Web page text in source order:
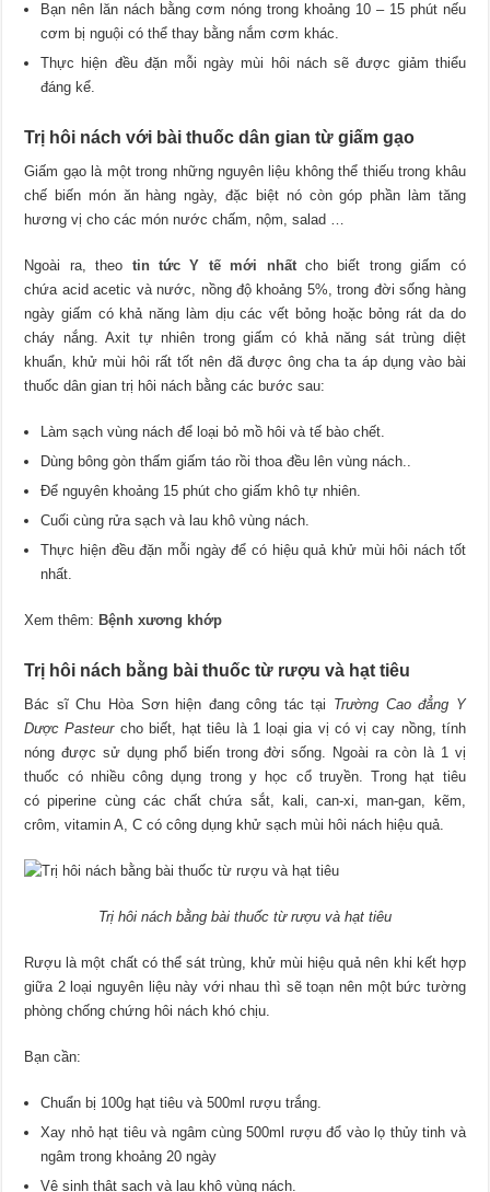
Bạn nên lăn nách bằng cơm nóng trong khoảng 10 – 15 phút nếu
cơm bị nguội có thể thay bằng nắm cơm khác.
Thực hiện đều đặn mỗi ngày mùi hôi nách sẽ được giảm thiểu
đáng kể.
Trị hôi nách với bài thuốc dân gian từ giấm gạo
Giấm gạo là một trong những nguyên liệu không thể thiếu trong khâu
chế biến món ăn hàng ngày, đặc biệt nó còn góp phần làm tăng
hương vị cho các món nước chấm, nộm, salad …
Ngoài ra, theo tin tức Y tế mới nhấtcho biết trong giấm có
chứa acid acetic và nước, nồng độ khoảng 5%, trong đời sống hàng
ngày giấm có khả năng làm dịu các vết bỏng hoặc bỏng rát da do
cháy nắng. Axit tự nhiên trong giấm có khả năng sát trùng diệt
khuẩn, khử mùi hôi rất tốt nên đã được ông cha ta áp dụng vào bài
thuốc dân gian trị hôi nách bằng các bước sau:
Làm sạch vùng nách để loại bỏ mồ hôi và tế bào chết.
Dùng bông gòn thấm giấm táo rồi thoa đều lên vùng nách..
Để nguyên khoảng 15 phút cho giấm khô tự nhiên.
Cuối cùng rửa sạch và lau khô vùng nách.
Thực hiện đều đặn mỗi ngày để có hiệu quả khử mùi hôi nách tốt
nhất.
Xem thêm: Bệnh xương khớp
Trị hôi nách bằng bài thuốc từ rượu và hạt tiêu
Bác sĩ Chu Hòa Sơn hiện đang công tác tại Trường Cao đẳng Y
Dược Pasteurcho biết, hạt tiêu là 1 loại gia vị có vị cay nồng, tính
nóng được sử dụng phổ biến trong đời sống. Ngoài ra còn là 1 vị
thuốc có nhiều công dụng trong y học cổ truyền. Trong hạt tiêu
có piperine cùng các chất chứa sắt, kali, can-xi, man-gan, kẽm,
crôm, vitamin A, C có công dụng khử sạch mùi hôi nách hiệu quả.
Trị hôi nách bằng bài thuốc từ rượu và hạt tiêu
Rượu là một chất có thể sát trùng, khử mùi hiệu quả nên khi kết hợp
giữa 2 loại nguyên liệu này với nhau thì sẽ toạn nên một bức tường
phòng chống chứng hôi nách khó chịu.
Bạn cần:
Chuẩn bị 100g hạt tiêu và 500ml rượu trắng.
Xay nhỏ hạt tiêu và ngâm cùng 500ml rượu đổ vào lọ thủy tinh và
ngâm trong khoảng 20 ngày
Vệ sinh thật sạch và lau khô vùng nách.